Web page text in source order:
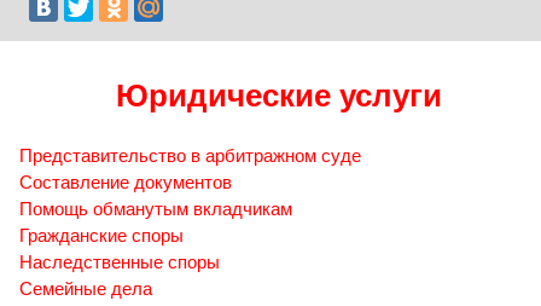
Юридические услуги
Представительство в арбитражном суде
Составление документов
Помощь обманутым вкладчикам
Гражданские споры
Наследственные споры
Семейные дела